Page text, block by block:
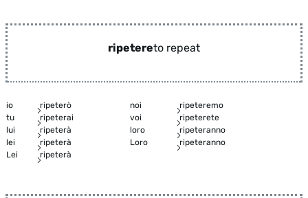
ripetereto repeat
io ripeterò noi
ripeteremo
tu
ripeterai voi
ripeterete
lui
ripeterà loro
ripeteranno
lei
ripeterà Loro
ripeteranno
Lei
ripeterà